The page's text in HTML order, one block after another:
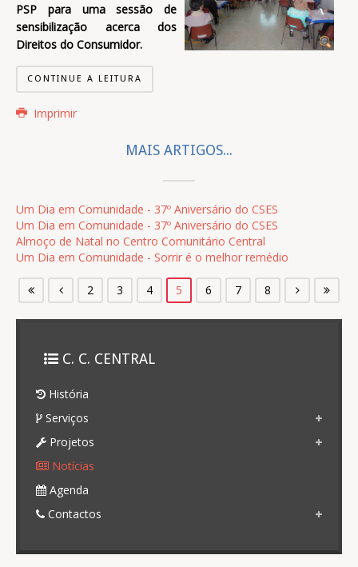
PSP para uma sessão de
sensibilização acerca dos
Direitos do Consumidor.
CONTINUE A LEITURA
Imprimir
MAIS ARTIGOS...
Um Dia em Comunidade - 37º Aniversário do CSES
Um Dia em Comunidade - 37º Aniversário do CSES
Almoço de Natal no Centro Comunitário Central
Um Dia em Comunidade - Sorrir é o melhor remédio
2 3 4 5 6 7 8
C. C. CENTRAL
História
Serviços
Projetos
Notícias
Agenda
Contactos